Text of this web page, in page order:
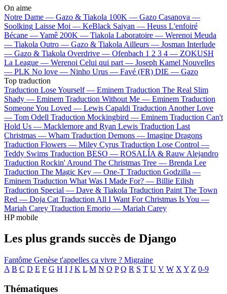
On aime
Notre Dame — Gazo & Tiakola 100K — Gazo Casanova —
Soolking Laisse Moi — KeBlack Saiyan — Heuss L'enfoiré
Bécane —Yamê 200K — Tiakola Laboratoire — Werenoi Meuda
— Tiakola Outro — Gazo & Tiakola Ailleurs — Josman Interlude
— Gazo & Tiakola Overdrive — Ofenbach 1 2 3 4 — ZOKUSH
La League — Werenoi Celui qui part — Joseph Kamel Nouvelles
— PLK No love — Ninho Urus — Favé (FR) DIE — Gazo
Top traduction
Traduction Lose Yourself — Eminem Traduction The Real Slim
Shady — Eminem Traduction Without Me — Eminem Traduction
Someone You Loved — Lewis Capaldi Traduction Another Love
— Tom Odell Traduction Mockingbird — Eminem Traduction Can't
Hold Us — Macklemore and Ryan Lewis Traduction Last
Christmas — Wham Traduction Demons — Imagine Dragons
Traduction Flowers — Miley Cyrus Traduction Lose Control —
Teddy Swims Traduction BESO — ROSALÍA & Rauw Alejandro
Traduction Rockin' Around The Christmas Tree — Brenda Lee
Traduction The Magic Key — One-T Traduction Godzilla —
Eminem Traduction What Was I Made For? — Billie Eilish
Traduction Special — Dave & Tiakola Traduction Paint The Town
Red — Doja Cat Traduction All I Want For Christmas Is You —
Mariah Carey Traduction Emorio — Mariah Carey
HP mobile
Les plus grands succès de Django
Fantôme Genèse t'appelles ça vivre ? Migraine
A B C D E F G H I J K L M N O P Q R S T U V W X Y Z 0-9
Thématiques